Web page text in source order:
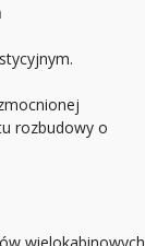
rozbudowy o